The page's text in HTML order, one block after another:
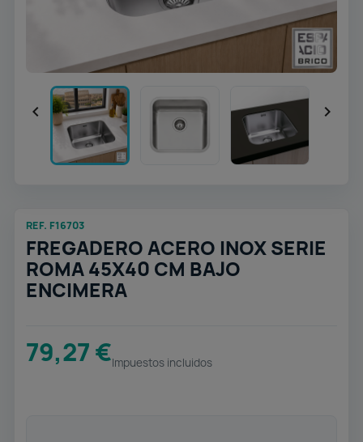
 
REF. F16703
FREGADERO ACERO INOX SERIE
ROMA 45X40 CM BAJO
ENCIMERA
79,27 €Impuestos incluidos